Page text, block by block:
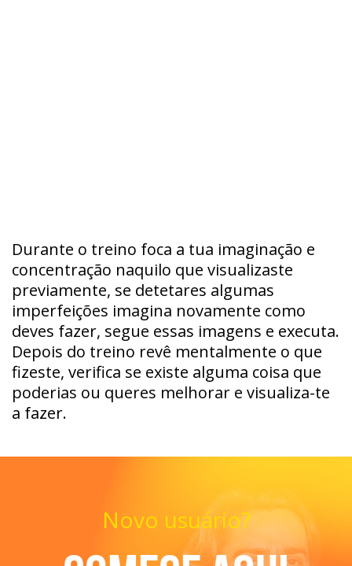
Durante o treino foca a tua imaginação e
concentração naquilo que visualizaste
previamente, se detetares algumas
imperfeições imagina novamente como
deves fazer, segue essas imagens e executa.
Depois do treino revê mentalmente o que
fizeste, verifica se existe alguma coisa que
poderias ou queres melhorar e visualiza-te
a fazer.
Novo usuário?